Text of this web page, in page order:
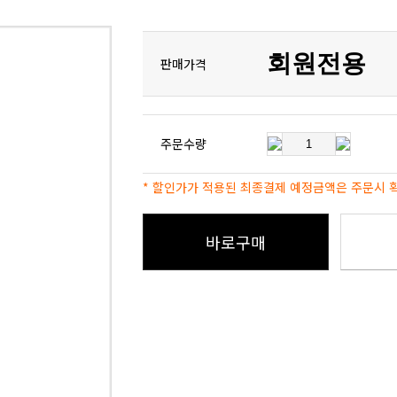
판매가격 회원전용
주문수량
* 할인가가 적용된 최종결제 예정금액은 주문시
바로구매